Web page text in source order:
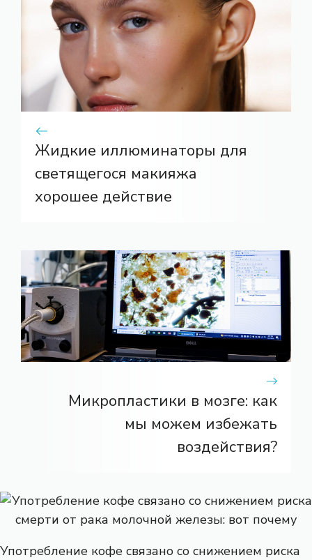
Жидкие иллюминаторы для
светящегося макияжа
хорошее действие
Микропластики в мозге: как
мы можем избежать
воздействия?
Употребление кофе связано со снижением риска